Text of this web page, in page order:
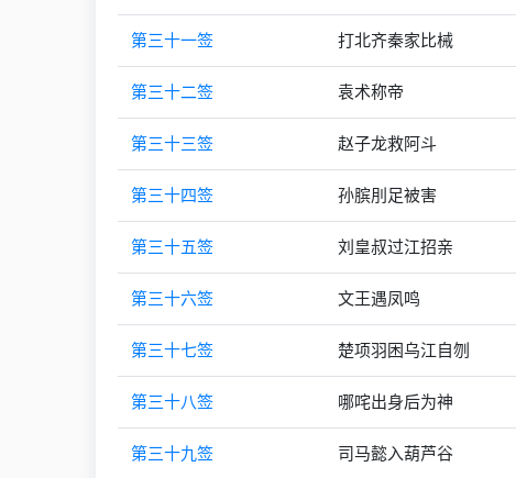
第三十一签 打北齐秦家比械
第三十二签 袁术称帝
第三十三签 赵子龙救阿斗
第三十四签 孙膑刖足被害
第三十五签 刘皇叔过江招亲
第三十六签 文王遇凤鸣
第三十七签 楚项羽困乌江自刎
第三十八签 哪咤出身后为神
第三十九签 司马懿入葫芦谷